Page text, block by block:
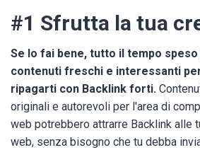
#1 Sfrutta la tua
Se lo fai bene, tutto il tempo
contenuti freschi e interessanti
ripagarti con Backlink forti.
originali e autorevoli per l'area di
web potrebbero attrarre Backlink alle
web, senza bisogno che tu debba